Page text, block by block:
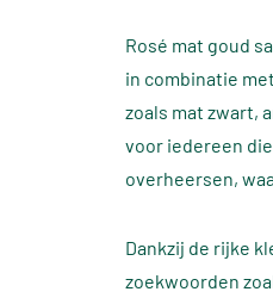
Rosé mat goud
in combinatie
zoals mat zwart,
voor iedereen
overheersen,
Dankzij de rijke
zoekwoorden